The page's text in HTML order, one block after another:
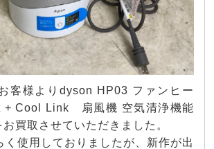
客様よりdyson HP03 ファンヒー
+ Cool Link 扇風機 空気清浄機能
買取させていただきました。
く使用しておりましたが、新作が出